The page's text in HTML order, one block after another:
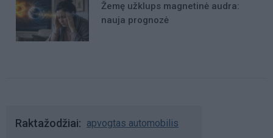
Žemę užklups magnetinė audra:
nauja prognozė
Raktažodžiai apvogtas automobilis